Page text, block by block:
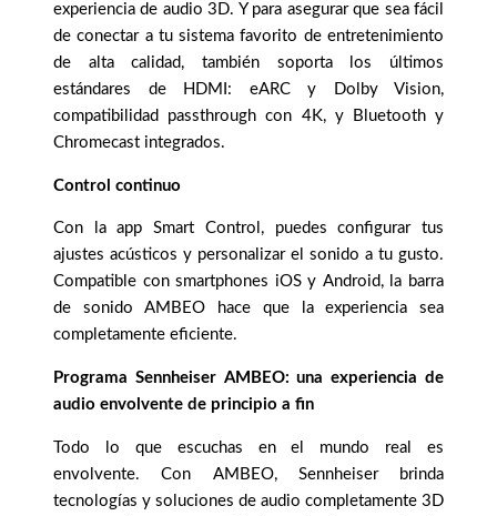
experiencia de audio 3D. Y para asegurar que sea fácil
de conectar a tu sistema favorito de entretenimiento
de alta calidad, también soporta los últimos
estándares de HDMI: eARC y Dolby Vision,
compatibilidad passthrough con 4K, y Bluetooth y
Chromecast integrados.
Control continuo
Con la app Smart Control, puedes configurar tus
ajustes acústicos y personalizar el sonido a tu gusto.
Compatible con smartphones iOS y Android, la barra
de sonido AMBEO hace que la experiencia sea
completamente eficiente.
Programa Sennheiser AMBEO: una experiencia de
audio envolvente de principio a fin
Todo lo que escuchas en el mundo real es
envolvente. Con AMBEO, Sennheiser brinda
tecnologías y soluciones de audio completamente 3D